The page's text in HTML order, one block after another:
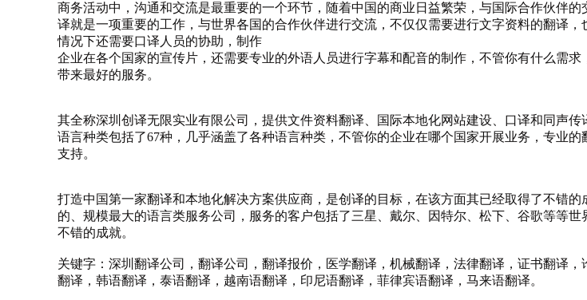
商务活动中，沟通和交流是最重要的一个环节，随着中国的商业日益繁荣，与国际合作伙伴
译就是一项重要的工作，与世界各国的合作伙伴进行交流，不仅仅需要进行文字资料的翻译
情况下还需要口译人员的协助，制作
企业在各个国家的宣传片，还需要专业的外语人员进行字幕和配音的制作，不管你有什么需
带来最好的服务。
其全称深圳创译无限实业有限公司，提供文件资料翻译、国际本地化网站建设、口译和同声传
语言种类包括了67种，几乎涵盖了各种语言种类，不管你的企业在哪个国家开展业务，专业
支持。
打造中国第一家翻译和本地化解决方案供应商，是创译的目标，在该方面其已经取得了不错
的、规模最大的语言类服务公司，服务的客户包括了三星、戴尔、因特尔、松下、谷歌等等
不错的成就。
关键字： 深圳翻译公司 ， 翻译公司 ， 翻译报价 ， 医学翻译 ， 机械翻译 ， 法律翻译 ， 证书翻译 ，
翻译，韩语翻译，泰语翻译，越南语翻译，印尼语翻译，菲律宾语翻译，马来语翻译。